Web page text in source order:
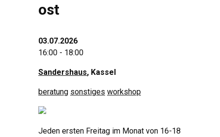
ost
03.07.2026
16:00 - 18:00
Sandershaus, Kassel
beratung sonstiges workshop
Jeden ersten Freitag im Monat von 16-18